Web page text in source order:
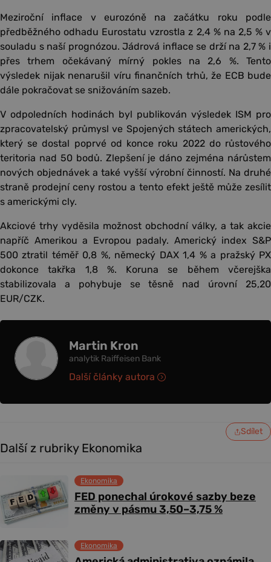
Meziroční inflace v eurozóně na začátku roku podle
předběžného odhadu Eurostatu vzrostla z 2,4 % na 2,5 % v
souladu s naší prognózou. Jádrová inflace se drží na 2,7 % i
přes trhem očekávaný mírný pokles na 2,6 %. Tento
výsledek nijak nenarušil víru finančních trhů, že ECB bude
dále pokračovat se snižováním sazeb.
V odpoledních hodinách byl publikován výsledek ISM pro
zpracovatelský průmysl ve Spojených státech amerických,
který se dostal poprvé od konce roku 2022 do růstového
teritoria nad 50 bodů. Zlepšení je dáno zejména nárůstem
nových objednávek a také vyšší výrobní činností. Na druhé
straně prodejní ceny rostou a tento efekt ještě může zesílit
s americkými cly.
Akciové trhy vyděsila možnost obchodní války, a tak akcie
napříč Amerikou a Evropou padaly. Americký index S&P
500 ztratil téměř 0,8 %, německý DAX 1,4 % a pražský PX
dokonce takřka 1,8 %. Koruna se během včerejška
stabilizovala a pohybuje se těsně nad úrovní 25,20
EUR/CZK.
Martin Kron
analytik Raiffeisen Bank
Další články autora
Sdílet
Další z rubriky Ekonomika
FED ponechal úrokové sazby beze
změny v pásmu 3,50–3,75 %
Ekonomika
Ekonomika